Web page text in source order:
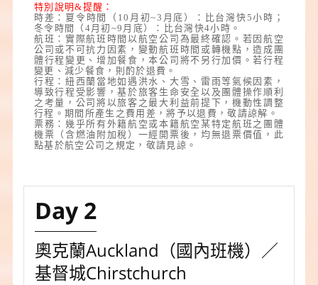
特別說明&提醒：
時差： 夏令時間（10月初~3月底）：比台灣快5小時；
冬令時間（4月初~9月底）：比台灣快4小時。
航班：實際航班時間以航空公司為最終確認。若因航空
公司或不可抗力因素，變動航班時間或轉機點，造成團
體行程變更、增加餐食，本公司將不另行加價。若行程
變更、減少餐食，則酌於退費。
行程：紐西蘭當地如遇洪水、大雪、雷雨等氣候因素，
導致行程受影響，基於旅客生命安全以及團體操作順利
之考量，公司將以旅客之最大利益前提下，機動性調整
行程。期間所產生之費用差，將予以退費，敬請諒解。
票務：幾乎所有外籍航空或本籍航空某特定航班之團體
機票 （ 含燃油附加稅 ） 一經開票後，均無退票價值，此
點基於航空公司之規定，敬請見諒。
Day 2
奧克蘭Auckland（國內班機）／
基督城Chirstchurch